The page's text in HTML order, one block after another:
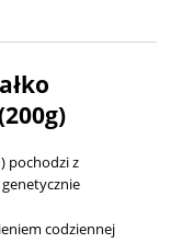
pochodzi z
codziennej